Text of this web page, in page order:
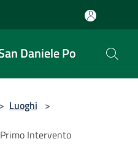
Daniele Po
> Luoghi >
Intervento